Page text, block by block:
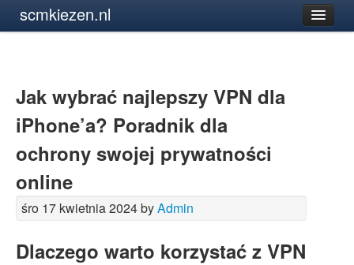
scmkiezen.nl
Jak wybrać najlepszy VPN dla
iPhone’a? Poradnik dla
ochrony swojej prywatności
online
śro 17 kwietnia 2024 byAdmin
Dlaczego warto korzystać z VPN